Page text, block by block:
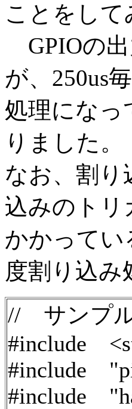
ことをして
GPIOの出
が、250us
処理になっ
りました。
なお、割り
込みのトリ
かかってい
度割り込
// サンプ
#include
#include
#include